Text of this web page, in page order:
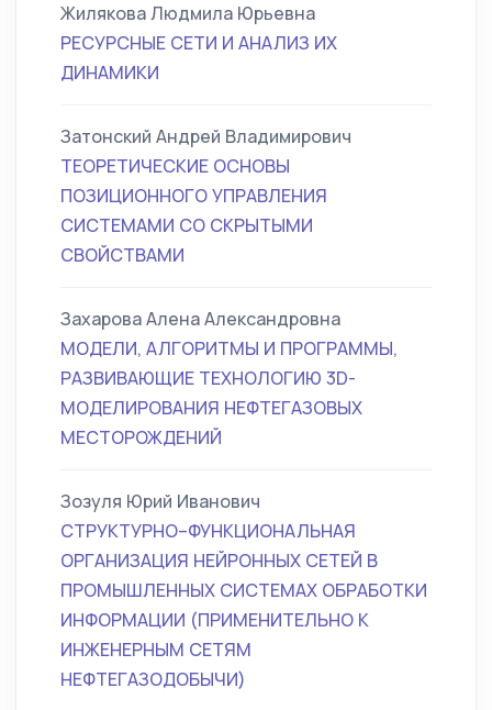
Жилякова Людмила Юрьевна
РЕСУРСНЫЕ СЕТИ И АНАЛИЗ ИХ
ДИНАМИКИ
Затонский Андрей Владимирович
ТЕОРЕТИЧЕСКИЕ ОСНОВЫ
ПОЗИЦИОННОГО УПРАВЛЕНИЯ
СИСТЕМАМИ СО СКРЫТЫМИ
СВОЙСТВАМИ
Захарова Алена Александровна
МОДЕЛИ, АЛГОРИТМЫ И ПРОГРАММЫ,
РАЗВИВАЮЩИЕ ТЕХНОЛОГИЮ 3D-
МОДЕЛИРОВАНИЯ НЕФТЕГАЗОВЫХ
МЕСТОРОЖДЕНИЙ
Зозуля Юрий Иванович
СТРУКТУРНО–ФУНКЦИОНАЛЬНАЯ
ОРГАНИЗАЦИЯ НЕЙРОННЫХ СЕТЕЙ В
ПРОМЫШЛЕННЫХ СИСТЕМАХ ОБРАБОТКИ
ИНФОРМАЦИИ (ПРИМЕНИТЕЛЬНО К
ИНЖЕНЕРНЫМ СЕТЯМ
НЕФТЕГАЗОДОБЫЧИ)